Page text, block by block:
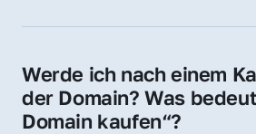
Werde ich nach einem
der Domain? Was
Domain kaufen“?